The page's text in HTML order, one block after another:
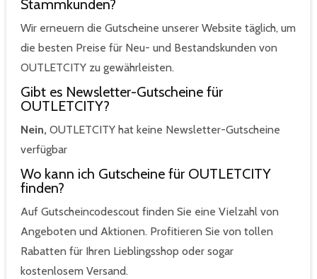
Stammkunden?
Wir erneuern die Gutscheine unserer Website täglich, um
die besten Preise für Neu- und Bestandskunden von
OUTLETCITY zu gewährleisten.
Gibt es Newsletter-Gutscheine für
OUTLETCITY?
Nein, OUTLETCITY hat keine Newsletter-Gutscheine
verfügbar
Wo kann ich Gutscheine für OUTLETCITY
finden?
Auf Gutscheincodescout finden Sie eine Vielzahl von
Angeboten und Aktionen. Profitieren Sie von tollen
Rabatten für Ihren Lieblingsshop oder sogar
kostenlosem Versand.